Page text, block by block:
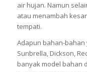
air hujan. Namun
atau menambah
tempati.
Adapun bahan-bahan
Sunbrella, Dickson,
banyak model bahan